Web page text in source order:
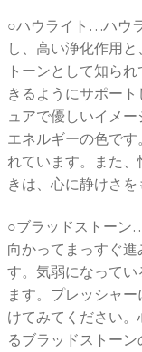
○ハウライト…ハウ
し、高い浄化作用
トーンとして知ら
きるようにサポー
ュアで優しいイメ
エネルギーの色で
れています。また
きは、心に静けさを
○ブラッドストーン
向かってまっすぐ
す。気弱になって
ます。プレッシャ
けてみてください
るブラッドストー